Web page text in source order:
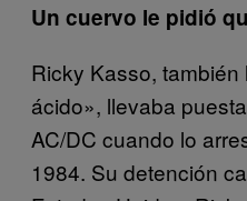
Un cuervo le pidió
Ricky Kasso, también
ácido», llevaba
AC/DC cuando lo
1984. Su detención